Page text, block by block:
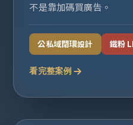
不是靠加碼買廣告。
公私域閉環設計 鐵粉
看完整案例